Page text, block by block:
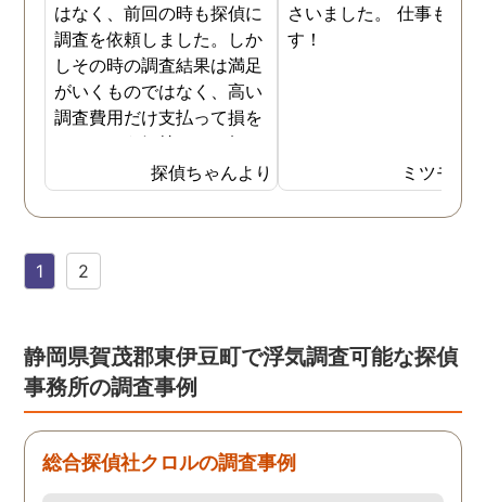
はなく、前回の時も探偵に
調査を依頼しました。しか
しその時の調査結果は満足
がいくものではなく、高い
調査費用だけ支払って損を
したという気持ちで一杯で
した。今回また夫の浮気疑
惑が浮上し、今度こそは探
偵選びにも気を遣いまし
せの段階から「ここなら安
査期間の間に動かぬ証拠を
いくつも掴んできてくれま
した。追加の調査費用など
もなく、探偵選びの重要さ
を感じました。
探偵ちゃんより
さいました。 仕事も満
す！
ミツモア
1 2
静岡県賀茂郡東伊豆町で浮気調査可能な探偵
事務所の調査事例
総合探偵社クロルの調査事例